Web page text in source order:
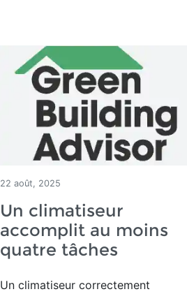
22 août, 2025
Un climatiseur
accomplit au moins
quatre tâches
Un climatiseur correctement